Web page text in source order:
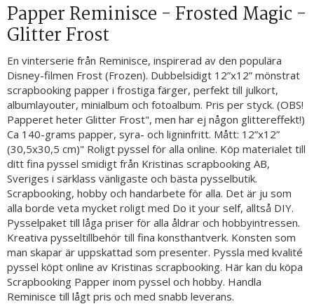
Papper Reminisce - Frosted Magic -
Glitter Frost
En vinterserie från Reminisce, inspirerad av den populära
Disney-filmen Frost (Frozen). Dubbelsidigt 12”x12” mönstrat
scrapbooking papper i frostiga färger, perfekt till julkort,
albumlayouter, minialbum och fotoalbum. Pris per styck. (OBS!
Papperet heter Glitter Frost", men har ej någon glittereffekt!)
Ca 140-grams papper, syra- och ligninfritt. Mått: 12”x12”
(30,5x30,5 cm)" Roligt pyssel för alla online. Köp materialet till
ditt fina pyssel smidigt från Kristinas scrapbooking AB,
Sveriges i särklass vänligaste och bästa pysselbutik.
Scrapbooking, hobby och handarbete för alla. Det är ju som
alla borde veta mycket roligt med Do it your self, alltså DIY.
Pysselpaket till låga priser för alla åldrar och hobbyintressen.
Kreativa pysseltillbehör till fina konsthantverk. Konsten som
man skapar är uppskattad som presenter. Pyssla med kvalité
pyssel köpt online av Kristinas scrapbooking. Här kan du köpa
Scrapbooking Papper inom pyssel och hobby. Handla
Reminisce till lågt pris och med snabb leverans.